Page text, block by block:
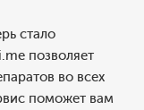
стало
позволяет
во всех
поможет вам